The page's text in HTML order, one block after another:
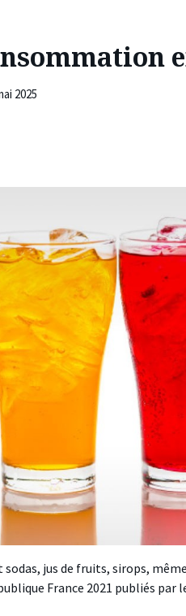
2025
jus de fruits, sirops,
France 2021 publiés par